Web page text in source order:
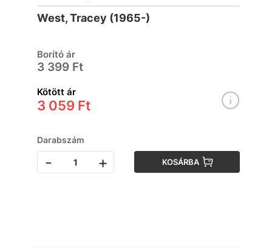
West, Tracey (1965-)
Borító ár
3 399 Ft
Kötött ár
3 059 Ft
Darabszám
- + KOSÁRBA